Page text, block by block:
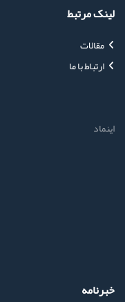
لینک مرتبط
مقالات
ارتباط با ما
اینماد
خبرنامه